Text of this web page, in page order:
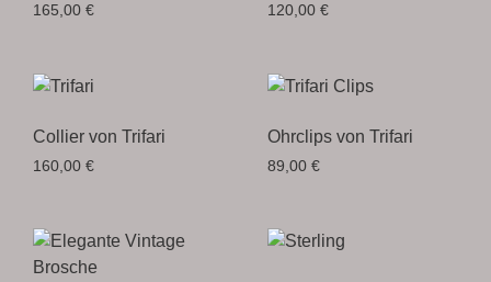
165,00 € 120,00 €
Collier von Trifari
160,00 €
Ohrclips von Trifari
89,00 €